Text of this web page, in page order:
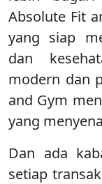
Absolute Fit
yang siap
dan
modern dan
and Gym
yang
Dan ada
setiap